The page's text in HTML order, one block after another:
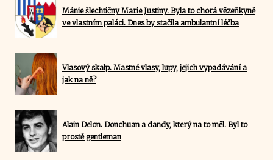
Mánie šlechtičny Marie Justiny. Byla to chorá vězeňkyně
ve vlastním paláci. Dnes by stačila ambulantní léčba
Vlasový skalp. Mastné vlasy, lupy, jejich vypadávání a
jak na ně?
Alain Delon. Donchuan a dandy, který na to měl. Byl to
prostě gentleman